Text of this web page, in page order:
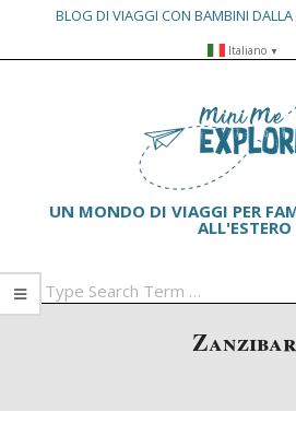
BLOG DI VIAGGI CON BAMBINI
Italiano ▼
UN MONDO DI VIAGGI PER
ALL'ESTERO
Zanzibar